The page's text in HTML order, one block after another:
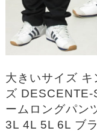
大きいサイズ
ズ DESCENTE-
ームロングパン
3L 4L 5L 6L ブ